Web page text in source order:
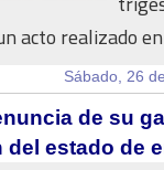
acto realizado
Sábado, 26
de su
del estado de